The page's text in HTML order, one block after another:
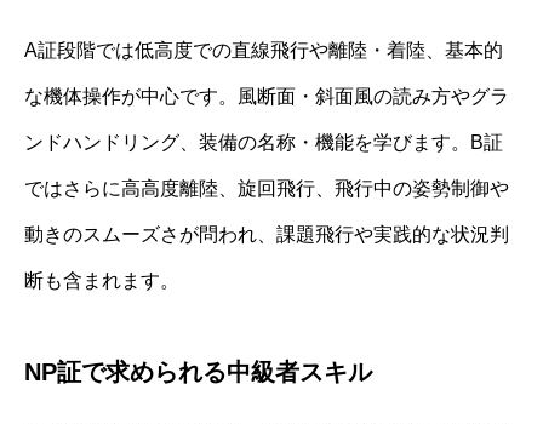
A証段階では低高度での直線飛行や離陸・着陸、基本的
な機体操作が中心です。風断面・斜面風の読み方やグラ
ンドハンドリング、装備の名称・機能を学びます。B証
ではさらに高高度離陸、旋回飛行、飛行中の姿勢制御や
動きのスムーズさが問われ、課題飛行や実践的な状況判
断も含まれます。
NP証で求められる中級者スキル